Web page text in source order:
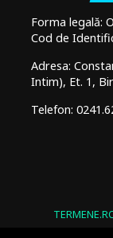
Forma legală:
Cod de
Adresa:
Intim), Et. 1,
Telefon: